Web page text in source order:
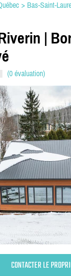
> Bas-Saint-
|
(0 évaluation)
CONTACTER LE